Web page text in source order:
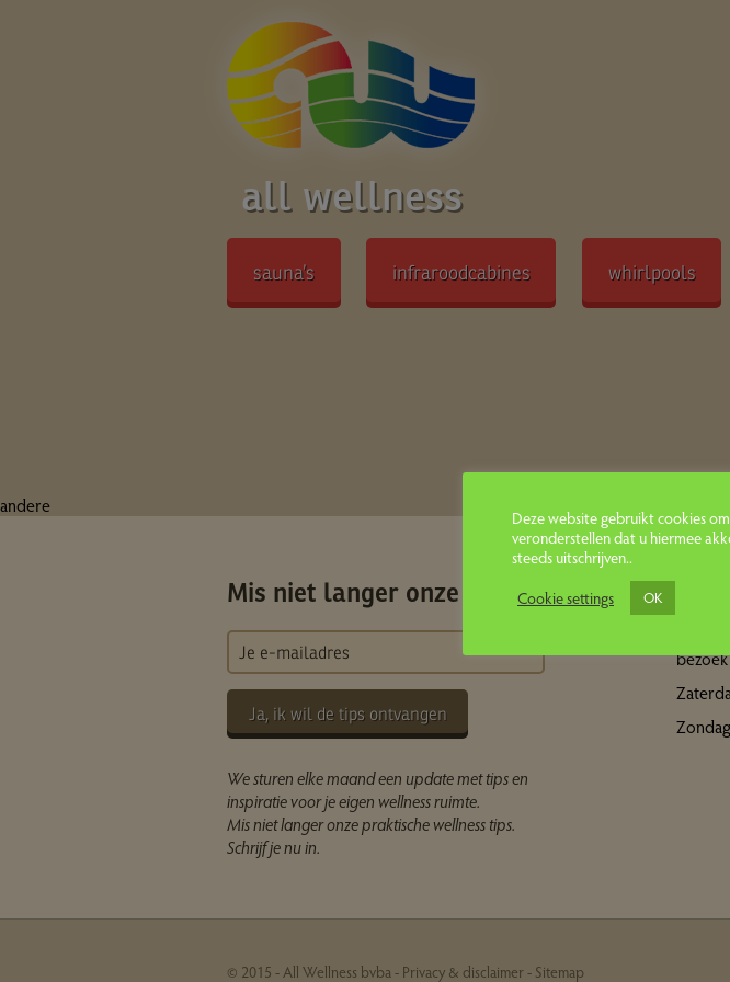
all wellness
sauna’s infraroodcabines whirlpools
andere
Mis niet langer onze tips
Ja, ik wil de tips ontvangen
We sturen elke maand een update met tips en
inspiratie voor je eigen wellness ruimte.
Mis niet langer onze praktische wellness tips.
Schrijf je nu in.
© 2015 - All Wellness bvba - Privacy & disclaimer- Sitemap
Deze website gebruikt cookies
veronderstellen dat u hiermee
steeds uitschrijven..
Cookie settings
OK